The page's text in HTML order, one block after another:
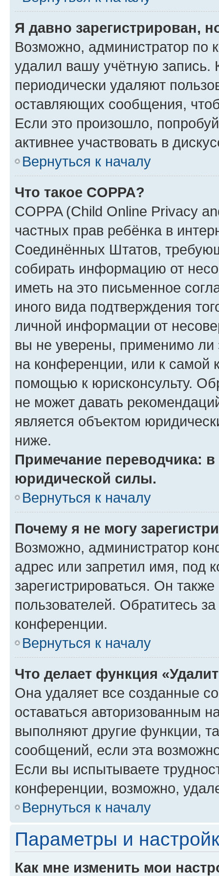
Я давно зарегистрирован,
Возможно, администратор по
удалил вашу учётную запись.
периодически удаляют
оставляющих сообщения,
Если это произошло,
активнее участвовать в
Вернуться к началу
Что такое COPPA?
COPPA (Child Online Privacy
частных прав ребёнка в
Соединённых Штатов,
собирать информацию от
иметь на это письменное
иного вида подтверждения
личной информации от
вы не уверены, применимо ли
на конференции, или к самой
помощью к юрисконсульту.
не может давать
является объектом
ниже.
Примечание переводчика:
юридической силы.
Вернуться к началу
Почему я не могу
Возможно, администратор
адрес или запретил имя, под
зарегистрироваться. Он
пользователей. Обратитесь
конференции.
Вернуться к началу
Что делает функция
Она удаляет все созданные
оставаться авторизованным
выполняют другие функции,
сообщений, если эта
Если вы испытываете
конференции, возможно,
Вернуться к началу
Параметры и
Как мне изменить мои